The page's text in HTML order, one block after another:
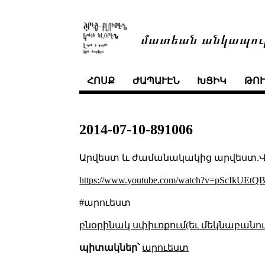
մատեան
ՀՈՍՔ ԺԱՊԱՒԷՆ ԽՑԻԿ
2014-07-10-891006
Արվեստ և ժամանակակից
https://www.youtube.com/
#արուեստ
բնօրինակ սփիւռքում(եւ
պիտակներ՝ արուեստ